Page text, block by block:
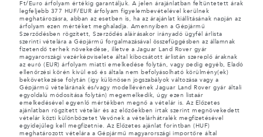
Ft/Euro árfolyam értékig garantáljuk. A jelen árajánlatban feltüntetett árak
legfeljebb 377 HUF/EUR árfolyam figyelembevételével kerülnek
meghatározásra, abban az esetben is, ha az árajánlat kiállításának napján az
árfolyam ezen mértéket meghaladja. Amennyiben a Gépjármű
Szerződésben rögzített, Szerződés aláírásakor irányadó ügyfél árlista
szerinti vételára a Gépjármű forgalmazásával összefüggésben az államnak
fizetendő terhek növekedése, illetve a Jaguar Land Rover gyár
magyarországi vezérképviselete által kibocsátott árlistán szereplő áraknak
az euró (EUR) árfolyam miatti emelkedése folytán, vagy pedig egyéb, Eladó
ellenőrzési körén kívül eső és általa nem befolyásolható körülmény(ek)
bekövetkezése folytán (így különösen jogszabályok változása vagy a
Gépjármű vételárának és/vagy modellévének Jaguar Land Rover gyár általi
egyoldalú módosítása folytán) megemelkedik, úgy ezen listaár
emelkedésével egyenlő mértékben megnő a vételár is. Az Előzetes
ajánlatban rögzített vételár és az előzőekben írtak szerint megnövekedett
vételár közti különbözetet Vevőnek a vételárhátralék megfizetésével
egyidejűleg kell megfizetnie. Az Előzetes ajánlat forintban (HUF)
meghatározott vételára a Gépjármű magyarországi importőre által